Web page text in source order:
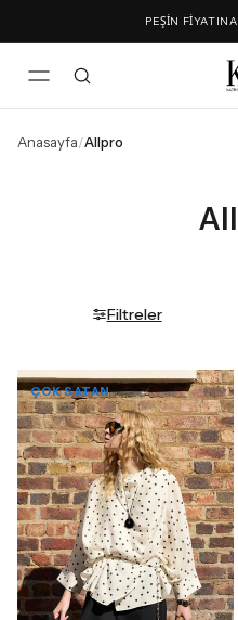
PEŞİN
Anasayfa/Allpro
Filtreler
ÇOK SATAN